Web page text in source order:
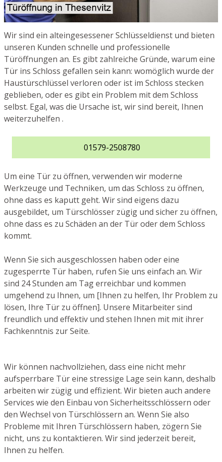
Wir sind ein alteingesessener Schlüsseldienst und bieten
unseren Kunden schnelle und professionelle
Türöffnungen an. Es gibt zahlreiche Gründe, warum eine
Tür ins Schloss gefallen sein kann: womöglich wurde der
Haustürschlüssel verloren oder ist im Schloss stecken
geblieben, oder es gibt ein Problem mit dem Schloss
selbst. Egal, was die Ursache ist, wir sind bereit, Ihnen
weiterzuhelfen .
01579-2508780
Um eine Tür zu öffnen, verwenden wir moderne
Werkzeuge und Techniken, um das Schloss zu öffnen,
ohne dass es kaputt geht. Wir sind eigens dazu
ausgebildet, um Türschlösser zügig und sicher zu öffnen,
ohne dass es zu Schäden an der Tür oder dem Schloss
kommt.
Wenn Sie sich ausgeschlossen haben oder eine
zugesperrte Tür haben, rufen Sie uns einfach an. Wir
sind 24 Stunden am Tag erreichbar und kommen
umgehend zu Ihnen, um [Ihnen zu helfen, Ihr Problem zu
lösen, Ihre Tür zu öffnen]. Unsere Mitarbeiter sind
freundlich und effektiv und stehen Ihnen mit mit ihrer
Fachkenntnis zur Seite.
Wir können nachvollziehen, dass eine nicht mehr
aufsperrbare Tür eine stressige Lage sein kann, deshalb
arbeiten wir zügig und effizient. Wir bieten auch andere
Services wie den Einbau von Sicherheitsschlössern oder
den Wechsel von Türschlössern an. Wenn Sie also
Probleme mit Ihren Türschlössern haben, zögern Sie
nicht, uns zu kontaktieren. Wir sind jederzeit bereit,
Ihnen zu helfen.